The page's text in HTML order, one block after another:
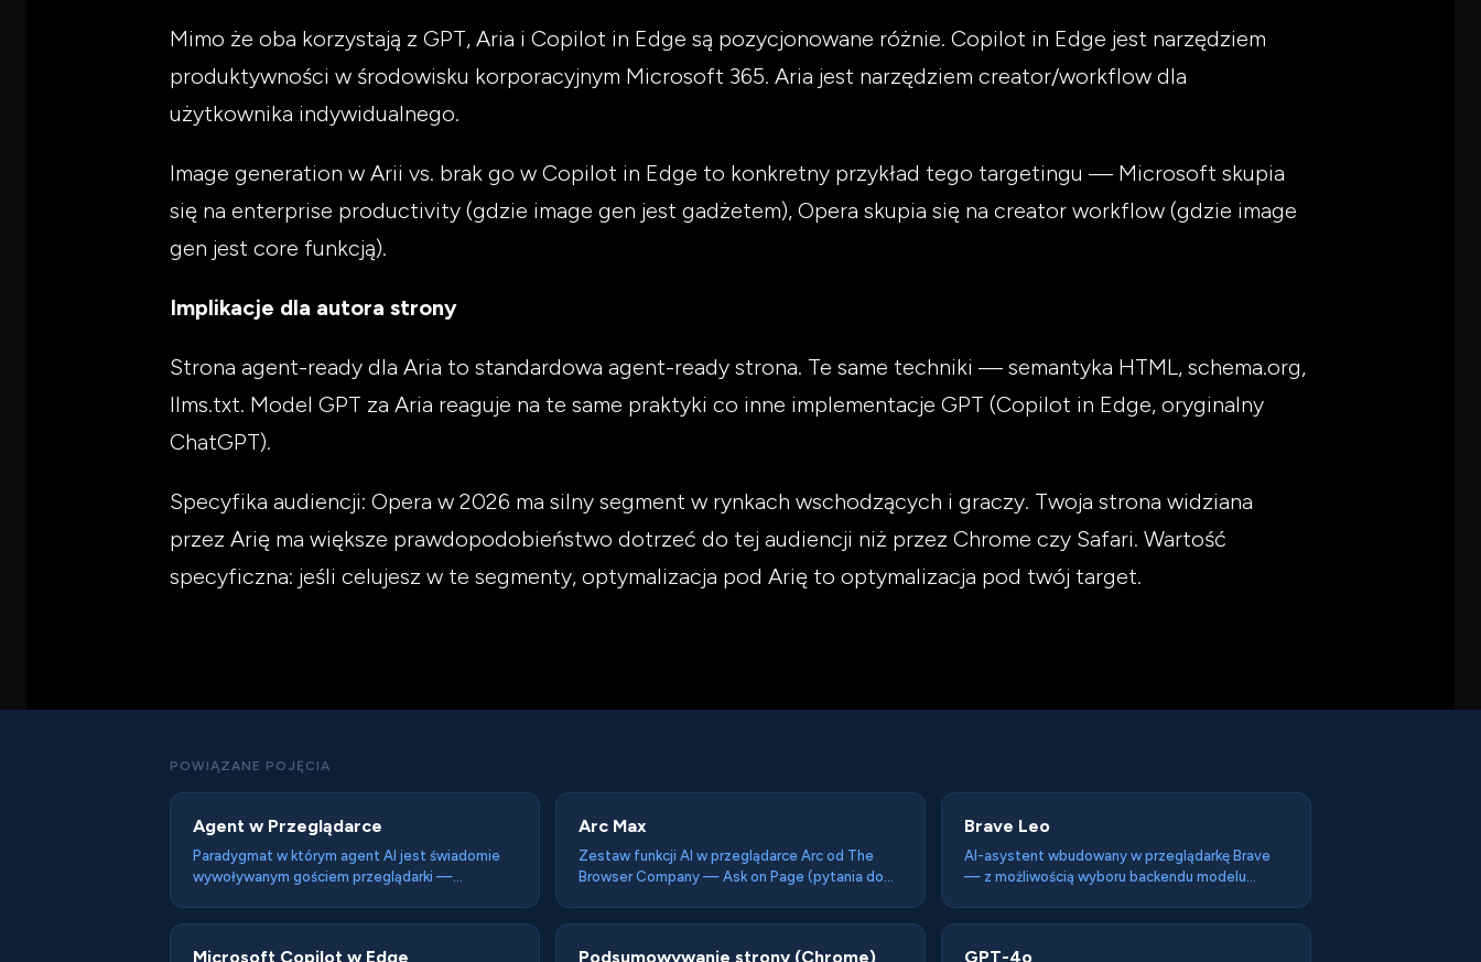
Mimo że oba korzystają z GPT, Aria i Copilot in Edge są pozycjonowane różnie. Copilot in Edge jest narzędziem
produktywności w środowisku korporacyjnym Microsoft 365. Aria jest narzędziem creator/workflow dla
użytkownika indywidualnego.
Image generation w Arii vs. brak go w Copilot in Edge to konkretny przykład tego targetingu — Microsoft skupia
się na enterprise productivity (gdzie image gen jest gadżetem), Opera skupia się na creator workflow (gdzie image
gen jest core funkcją).
Implikacje dla autora strony
Strona agent-ready dla Aria to standardowa agent-ready strona. Te same techniki — semantyka HTML, schema.org,
llms.txt. Model GPT za Aria reaguje na te same praktyki co inne implementacje GPT (Copilot in Edge, oryginalny
ChatGPT).
Specyfika audiencji: Opera w 2026 ma silny segment w rynkach wschodzących i graczy. Twoja strona widziana
przez Arię ma większe prawdopodobieństwo dotrzeć do tej audiencji niż przez Chrome czy Safari. Wartość
specyficzna: jeśli celujesz w te segmenty, optymalizacja pod Arię to optymalizacja pod twój target.
POWIĄZANE POJĘCIA
Agent w Przeglądarce
Paradygmat w którym agent AI jest świadomie
wywoływanym gościem przeglądarki —
Arc Max
Zestaw funkcji AI w przeglądarce Arc od The
Browser Company — Ask on Page (pytania do
Brave Leo
AI-asystent wbudowany w przeglądarkę Brave
— z możliwością wyboru backendu modelu
Microsoft Copilot w Edge Podsumowywanie strony (Chrome) GPT-4o